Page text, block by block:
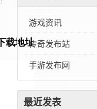
游戏资讯
传奇发布站
手游发布网
最近发表